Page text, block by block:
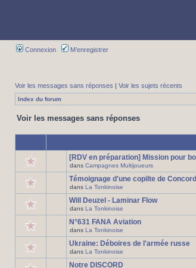
Connexion M’enregistrer
Voir les messages sans réponses | Voir les sujets récents
Index du forum
Voir les messages sans réponses
[RDV en préparation] Mission pour
dans Campagnes Multijoueurs
Témoignage d'une copilte de
dans La Tonkinoise
Will Deuzel - Laminar Flow
dans La Tonkinoise
N°631 FANA Aviation
dans La Tonkinoise
Ukraine: Déboires de l'armée russe
dans La Tonkinoise
Notre DISCORD